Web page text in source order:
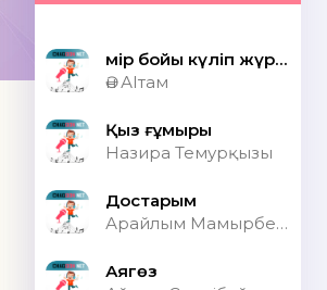
Өмір бойы күліп жүрсек шіркін ай
Ән АІтам
Қыз ғұмыры
Назира Темурқызы
Достарым
Арайлым Мамырбекқызы
Аягөз